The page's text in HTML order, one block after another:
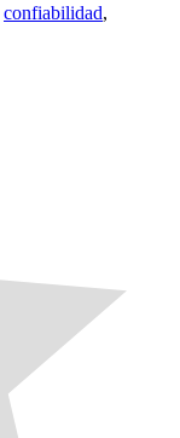
confiabilidad,